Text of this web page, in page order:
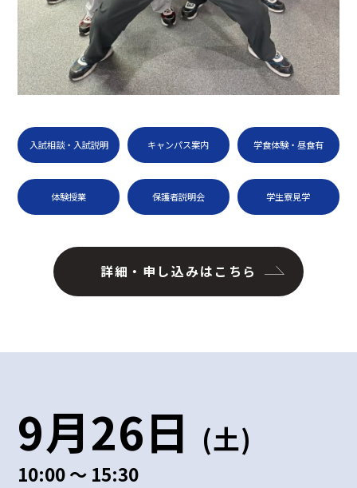
入試相談・入試説明 キャンパス案内 学食体験・昼食有
体験授業 保護者説明会 学生寮見学
詳細・申し込みはこちら
9月26日 (土)
10:00 ～ 15:30